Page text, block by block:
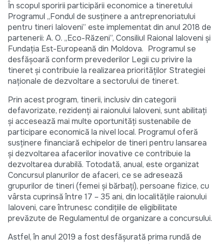
În scopul sporirii participării economice a tineretului
Programul ,,Fondul de susținere a antreprenoriatului
pentru tineri Ialoveni” este implementat din anul 2018 de
partenerii: A. O. ,,Eco-Răzeni”, Consiliul Raional Ialoveni şi
Fundaţia Est-Europeană din Moldova. Programul se
desfășoară conform prevederilor Legii cu privire la
tineret și contribuie la realizarea priorităților Strategiei
naţionale de dezvoltare a sectorului de tineret.
Prin acest program, tinerii, inclusiv din categorii
defavorizate, rezidenți ai raionului Ialoveni, sunt abilitați
și accesează mai multe oportunități sustenabile de
participare economică la nivel local. Programul oferă
susținere financiară echipelor de tineri pentru lansarea
și dezvoltarea afacerilor inovative ce contribuie la
dezvoltarea durabilă. Totodată, anual, este organizat
Concursul planurilor de afaceri, ce se adresează
grupurilor de tineri (femei și bărbați), persoane fizice, cu
vârsta cuprinsă între 17 – 35 ani, din localitățile raionului
Ialoveni, care întrunesc condiţiile de eligibilitate
prevăzute de Regulamentul de organizare a concursului.
Astfel, în anul 2019 a fost desfășurată prima rundă de